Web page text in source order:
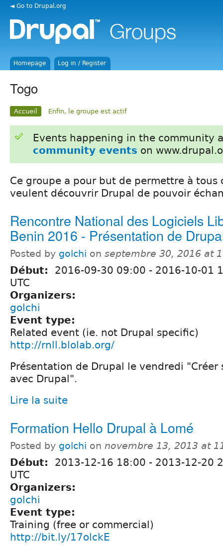
◄ Go to Drupal.org
Homepage Log in / Register
Togo
Accueil Enfin, le groupe est actif
Events happening in the community
community events on
Ce groupe a pour but de permettre à tous
veulent découvrir Drupal de pouvoir
Rencontre National des Logiciels
Benin 2016 - Présentation de
Posted by golchi on septembre 30, 2016 at
Début: 2016-09-30 09:00 - 2016-10-01
UTC
Organizers:
golchi
Event type:
Related event (ie. not Drupal specific)
http://rnll.blolab.org/
Présentation de Drupal le vendredi
avec Drupal".
Lire la suite
Formation Hello Drupal à Lomé
Posted by golchi on novembre 13, 2013 at
Début: 2013-12-16 18:00 - 2013-12-20
UTC
Organizers:
golchi
Event type:
Training (free or commercial)
http://bit.ly/17olckE